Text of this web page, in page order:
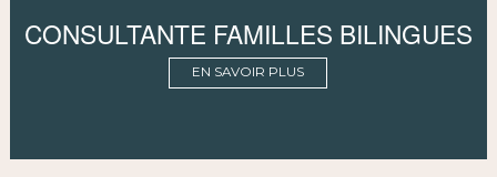
CONSULTANTE FAMILLES BILINGUES
EN SAVOIR PLUS